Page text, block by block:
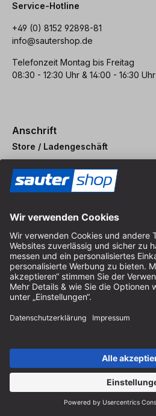
Service-Hotline
+49 (0) 8152 92898-81
info@sautershop.de
Telefonzeit Montag bis Freitag
08:30 - 12:30 Uhr & 14:00 - 16:30 Uhr
Anschrift
Store / Ladengeschäft
Arzbergerstraße 4
82211 Herrsching
Deutschland
Anfahrt
Öffnungszeiten vor Ort
Montag bis Freitag
8:30 - 12:30 Uhr & 14:00 - 16:30 Uhr
Hinweise zur Batterieentsorgung
Hinweise zur Verpackung
Liefer- & Versandkosten
Zahlung & Steuer
Kontaktformular